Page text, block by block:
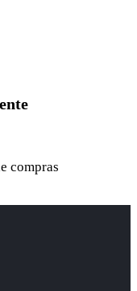
compras